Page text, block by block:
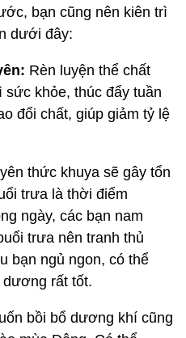
bạn cũng nên kiên trì
dưới đây:
Rèn luyện thể chất
khỏe, thúc đẩy tuần
đổi chất, giúp giảm tỷ lệ
thức khuya sẽ gây tổn
trưa là thời điểm
ngày, các bạn nam
trưa nên tranh thủ
bạn ngủ ngon, có thể
rất tốt.
bồi bổ dương khí cũng